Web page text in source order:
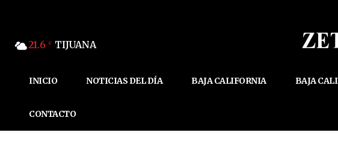
21.6 C TIJUANA
INICIO NOTICIAS DEL DÍA BAJA CALIFORNIA BAJA
CONTACTO